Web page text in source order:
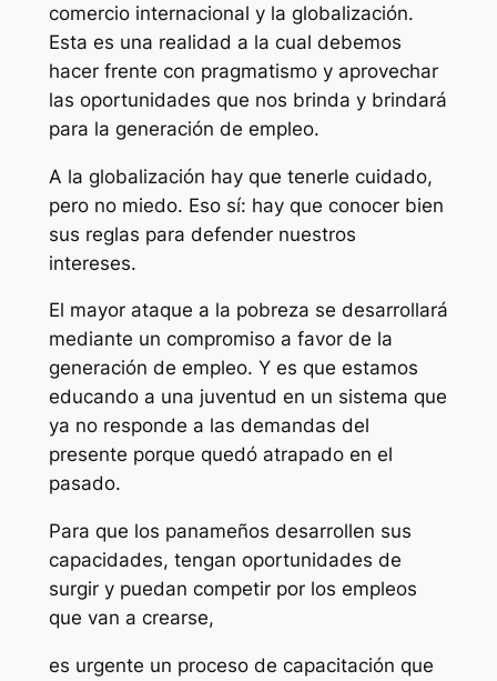
comercio internacional y la globalización.
Esta es una realidad a la cual debemos
hacer frente con pragmatismo y aprovechar
las oportunidades que nos brinda y brindará
para la generación de empleo.
A la globalización hay que tenerle cuidado,
pero no miedo. Eso sí: hay que conocer bien
sus reglas para defender nuestros
intereses.
El mayor ataque a la pobreza se desarrollará
mediante un compromiso a favor de la
generación de empleo. Y es que estamos
educando a una juventud en un sistema que
ya no responde a las demandas del
presente porque quedó atrapado en el
pasado.
Para que los panameños desarrollen sus
capacidades, tengan oportunidades de
surgir y puedan competir por los empleos
que van a crearse,
es urgente un proceso de capacitación que